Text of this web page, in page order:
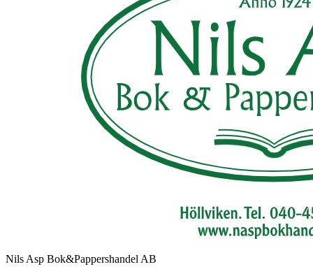
Nils Asp Bok&Pappershandel AB